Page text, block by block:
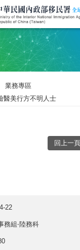
業務專區
醫美行方不明人士
回上一頁
22
務組‧陸務科